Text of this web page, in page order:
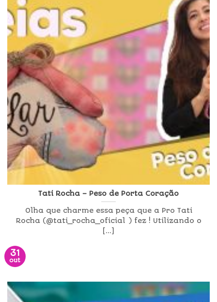
Tati Rocha – Peso de Porta Coração
Olha que charme essa peça que a Pro Tati
Rocha (@tati_rocha_oficial ) fez ! Utilizando o
[...]
31
out